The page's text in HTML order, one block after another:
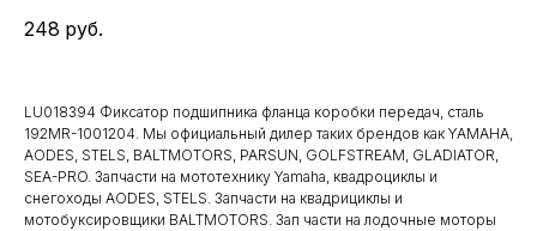
248 руб.
LU018394 Фиксатор подшипника фланца коробки передач, сталь
192MR-1001204. Мы официальный дилер таких брендов как YAMAHA,
AODES, STELS, BALTMOTORS, PARSUN, GOLFSTREAM, GLADIATOR,
SEA-PRO. Запчасти на мототехнику Yamaha, квадроциклы и
снегоходы AODES, STELS. Запчасти на квадрициклы и
мотобуксировщики BALTMOTORS. Зап части на лодочные моторы